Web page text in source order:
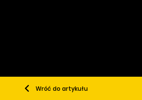
Wróć do artykułu